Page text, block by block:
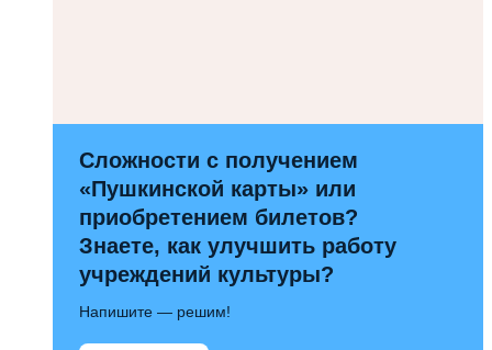
Сложности с получением
«Пушкинской карты» или
приобретением билетов?
Знаете, как улучшить работу
учреждений культуры?
Напишите — решим!